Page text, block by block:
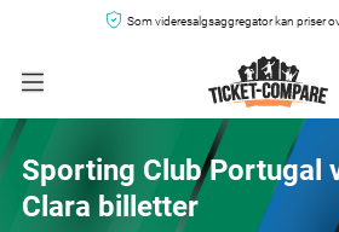
Som videresalgsaggregator kan priser
Sporting Club Portugal
Clara billetter